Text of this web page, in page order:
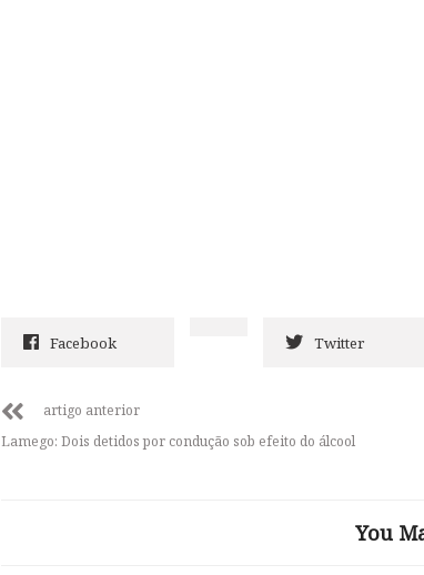
Facebook Twitter
artigo anterior
Lamego: Dois detidos por condução sob efeito do álcool
You